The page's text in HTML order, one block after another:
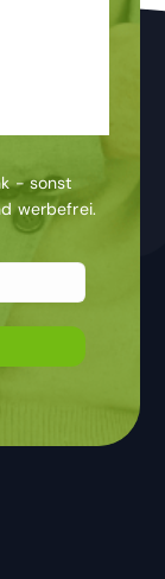
- sonst
werbefrei.